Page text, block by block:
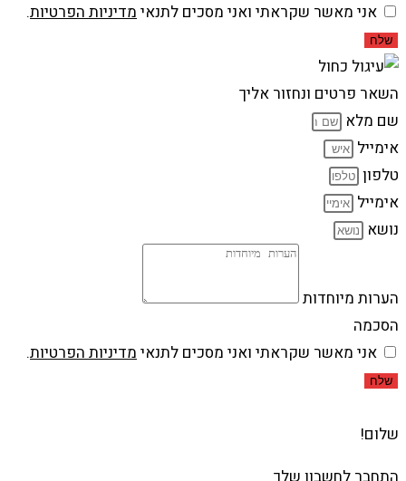
אני מאשר שקראתי ואני מסכים לתנאימדיניות הפרטיות.
שלח
השאר פרטים ונחזור אליך
שם מלא
אימייל
טלפון
אימייל
נושא
הערות מיוחדות
הסכמה
אני מאשר שקראתי ואני מסכים לתנאימדיניות הפרטיות.
שלח
שלום!